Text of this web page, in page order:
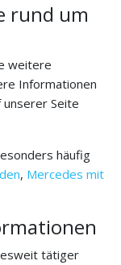
rund um
weitere
Informationen
unserer Seite
häufig
, Mercedes mit
tätiger